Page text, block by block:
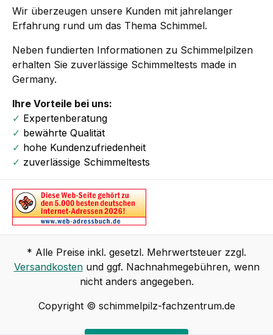
Wir überzeugen unsere Kunden mit jahrelanger
Erfahrung rund um das Thema Schimmel.
Neben fundierten Informationen zu Schimmelpilzen
erhalten Sie zuverlässige Schimmeltests made in
Germany.
Ihre Vorteile bei uns:
✓ Expertenberatung
✓ bewährte Qualität
✓ hohe Kundenzufriedenheit
✓ zuverlässige Schimmeltests
* Alle Preise inkl. gesetzl. Mehrwertsteuer zzgl.
Versandkostenund ggf. Nachnahmegebühren, wenn
nicht anders angegeben.
Copyright © schimmelpilz-fachzentrum.de